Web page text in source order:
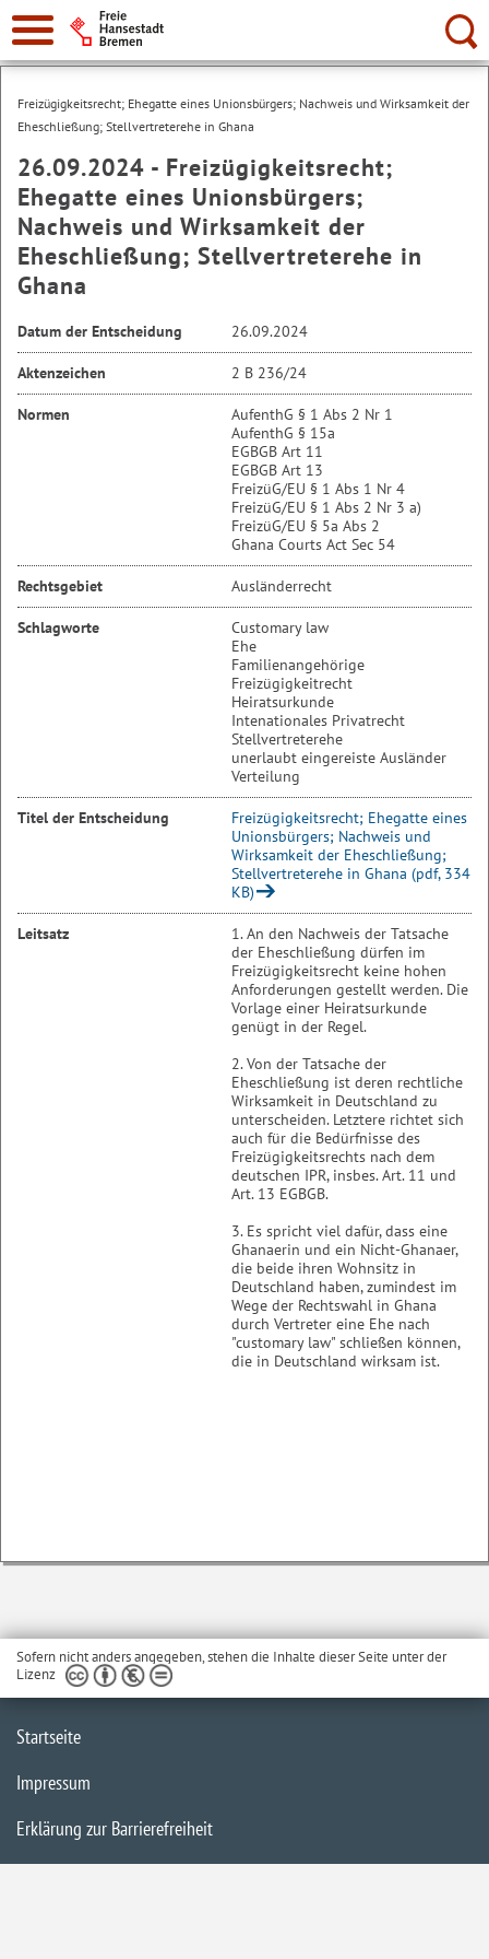
Suche:
Freizügigkeitsrecht; Ehegatte eines Unionsbürgers; Nachweis und Wirksamkeit der
Eheschließung; Stellvertreterehe in Ghana
26.09.2024 - Freizügigkeitsrecht;
Ehegatte eines Unionsbürgers;
Nachweis und Wirksamkeit der
Eheschließung; Stellvertreterehe in
Ghana
Datum der Entscheidung 26.09.2024
Aktenzeichen 2 B 236/24
Normen
AufenthG § 1 Abs 2 Nr 1
AufenthG § 15a
EGBGB Art 11
EGBGB Art 13
FreizüG/EU § 1 Abs 1 Nr 4
FreizüG/EU § 1 Abs 2 Nr 3 a)
FreizüG/EU § 5a Abs 2
Ghana Courts Act Sec 54
Rechtsgebiet Ausländerrecht
Schlagworte
Customary law
Ehe
Familienangehörige
Freizügigkeitrecht
Heiratsurkunde
Intenationales Privatrecht
Stellvertreterehe
unerlaubt eingereiste Ausländer
Verteilung
Titel der Entscheidung
Freizügigkeitsrecht; Ehegatte eines
Unionsbürgers; Nachweis und
Wirksamkeit der Eheschließung;
Stellvertreterehe in Ghana (pdf, 334
KB)
Leitsatz
1. An den Nachweis der Tatsache
der Eheschließung dürfen im
Freizügigkeitsrecht keine hohen
Anforderungen gestellt werden. Die
Vorlage einer Heiratsurkunde
genügt in der Regel.
2. Von der Tatsache der
Eheschließung ist deren rechtliche
Wirksamkeit in Deutschland zu
unterscheiden. Letztere richtet sich
auch für die Bedürfnisse des
Freizügigkeitsrechts nach dem
deutschen IPR, insbes. Art. 11 und
Art. 13 EGBGB.
3. Es spricht viel dafür, dass eine
Ghanaerin und ein Nicht-Ghanaer,
die beide ihren Wohnsitz in
Deutschland haben, zumindest im
Wege der Rechtswahl in Ghana
durch Vertreter eine Ehe nach
"customary law" schließen können,
die in Deutschland wirksam ist.
Sofern nicht anders angegeben, stehen die Inhalte dieser Seite unter der
Lizenz
Startseite
Impressum
Erklärung zur Barrierefreiheit